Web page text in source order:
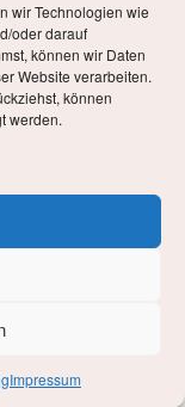
wir Technologien wie
oder darauf
können wir Daten
Website verarbeiten.
können
werden.
Impressum